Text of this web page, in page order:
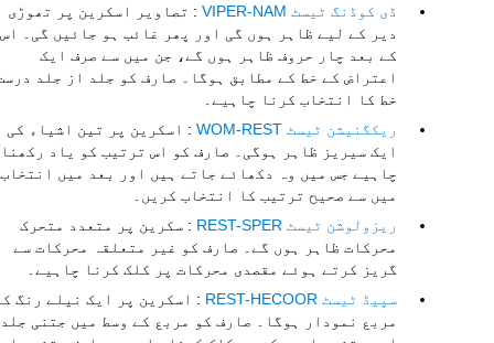
ڈی کوڈنگ ٹیسٹ VIPER-NAM
: تصاویر اسکرین پر تھوڑی
دیر کے لیے ظاہر ہوں گی اور پھر غائب ہو جائیں گی۔ اس
کے بعد چار حروف ظاہر ہوں گے، جن میں سے صرف ایک
اعتراض کے خط کے مطابق ہوگا۔ صارف کو جلد از جلد
خط کا انتخاب کرنا چاہیے۔
ریکگنیشن ٹیسٹ WOM-REST
: اسکرین پر تین اشیاء کی
ایک سیریز ظاہر ہوگی۔ صارف کو اس ترتیب کو یاد رکھنا
چاہیے جس میں وہ دکھائے جاتے ہیں اور بعد میں انتخاب
میں سے صحیح ترتیب کا انتخاب کریں۔
ریزولوشن ٹیسٹ REST-SPER
: سکرین پر متعدد متحرک
محرکات ظاہر ہوں گے۔ صارف کو غیر متعلقہ محرکات سے
گریز کرتے ہوئے مقصدی محرکات پر کلک کرنا چاہیے۔
سپیڈ ٹیسٹ REST-HECOOR
: اسکرین پر ایک نیلے رنگ
مربع نمودار ہوگا۔ صارف کو مربع کے وسط میں جتنی